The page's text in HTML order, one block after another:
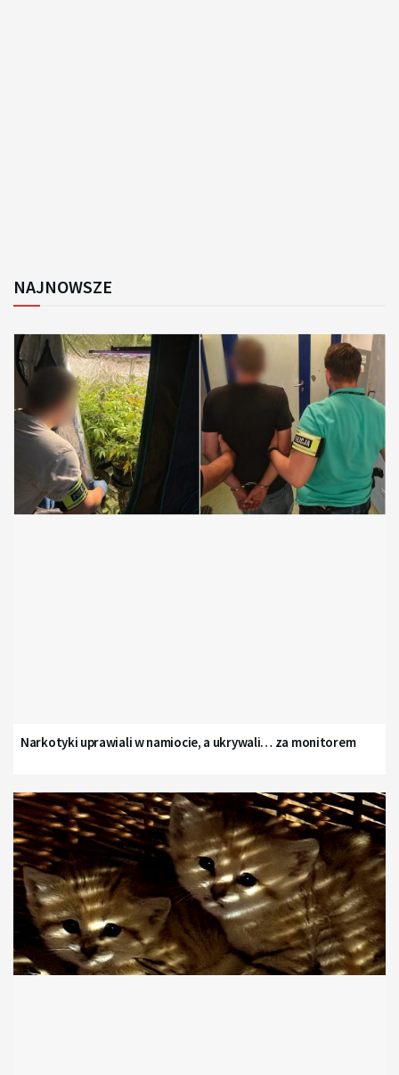
NAJNOWSZE
Narkotyki uprawiali w namiocie, a ukrywali… za monitorem